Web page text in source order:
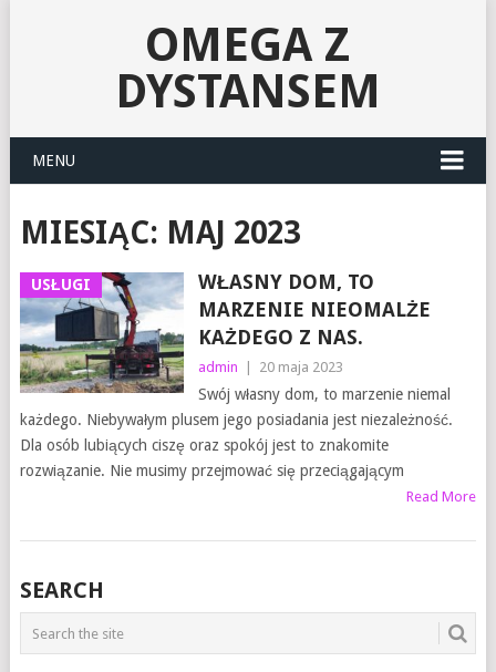
OMEGA Z
DYSTANSEM
MENU
MIESIĄC: MAJ 2023
USŁUGI
WŁASNY DOM, TO
MARZENIE NIEOMALŻE
KAŻDEGO Z NAS.
admin 20 maja 2023
Swój własny dom, to marzenie niemal
każdego. Niebywałym plusem jego posiadania jest niezależność.
Dla osób lubiących ciszę oraz spokój jest to znakomite
rozwiązanie. Nie musimy przejmować się przeciągającym
Read More
SEARCH